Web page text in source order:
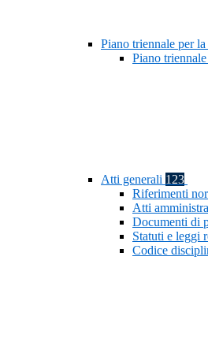
Piano triennale per
Piano
Atti generali 123
Riferimenti
Atti
Documenti di
Statuti e leggi
Codice